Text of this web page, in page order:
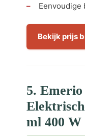
Eenvoudige
Bekijk prijs
5.
ml 400 W